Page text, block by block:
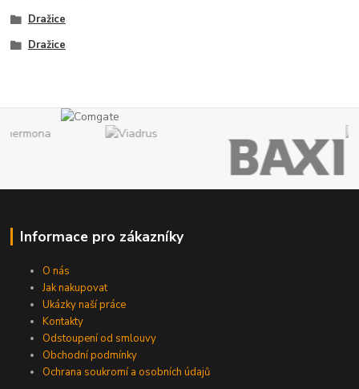
Dražice
Dražice
Informace pro zákazníky
O nás
Jak nakupovat
Ukázky naší práce
Kontakty
Odstoupení od smlouvy
Obchodní podmínky
Ochrana soukromí a osobních údajů